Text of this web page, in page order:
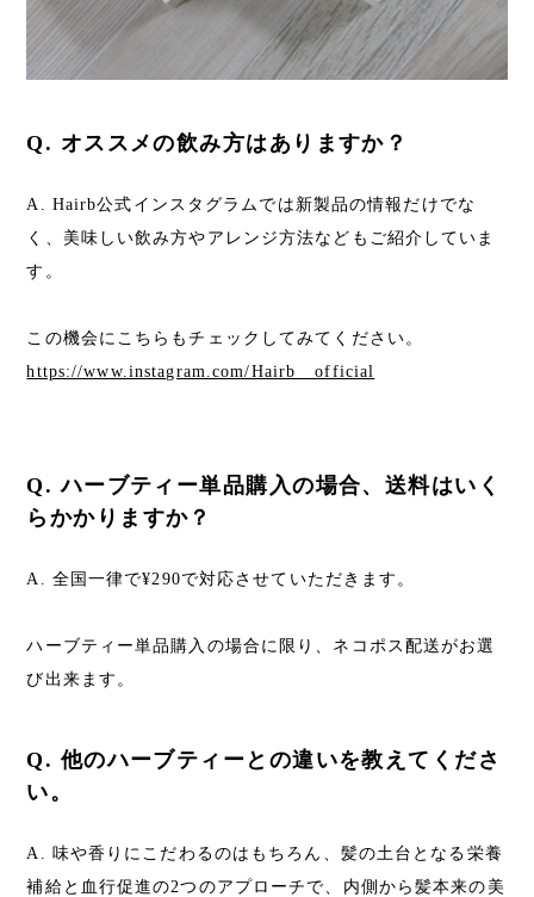
Q. オススメの飲み方はありますか？
A. Hairb公式インスタグラムでは新製品の情報だけでな
く、美味しい飲み方やアレンジ方法などもご紹介していま
す。
この機会にこちらもチェックしてみてください。
https://www.instagram.com/Hairb__official
Q. ハーブティー単品購入の場合、送料はいく
らかかりますか？
A. 全国一律で¥290で対応させていただきます。
ハーブティー単品購入の場合に限り、ネコポス配送がお選
び出来ます。
Q. 他のハーブティーとの違いを教えてくださ
い。
A. 味や香りにこだわるのはもちろん、髪の土台となる栄養
補給と血行促進の2つのアプローチで、内側から髪本来の美